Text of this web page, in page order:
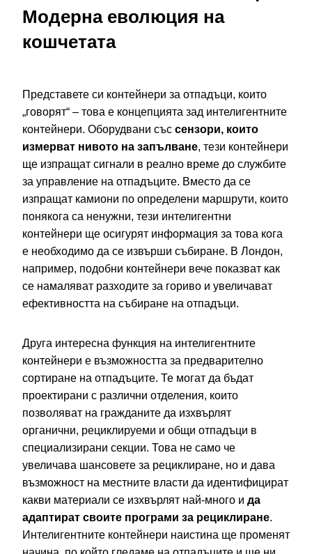
Модерна еволюция на
кошчетата
Представете си контейнери за отпадъци, които
„говорят“ – това е концепцията зад интелигентните
контейнери. Оборудвани със сензори, които
измерват нивото на запълване, тези контейнери
ще изпращат сигнали в реално време до службите
за управление на отпадъците. Вместо да се
изпращат камиони по определени маршрути, които
понякога са ненужни, тези интелигентни
контейнери ще осигурят информация за това кога
е необходимо да се извърши събиране. В Лондон,
например, подобни контейнери вече показват как
се намаляват разходите за гориво и увеличават
ефективността на събиране на отпадъци.
Друга интересна функция на интелигентните
контейнери е възможността за предварително
сортиране на отпадъците. Те могат да бъдат
проектирани с различни отделения, които
позволяват на гражданите да изхвърлят
органични, рециклируеми и общи отпадъци в
специализирани секции. Това не само че
увеличава шансовете за рециклиране, но и дава
възможност на местните власти да идентифицират
какви материали се изхвърлят най-много и да
адаптират своите програми за рециклиране.
Интелигентните контейнери наистина ще променят